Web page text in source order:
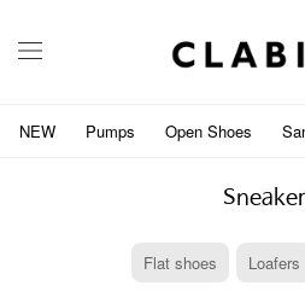
NEW Pumps Open Shoes
Flat shoes Loafers